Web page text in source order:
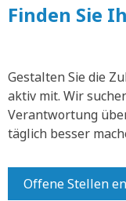
Finden Sie
Gestalten Sie die
aktiv mit. Wir
Verantwortung
täglich besser
Offene Stellen